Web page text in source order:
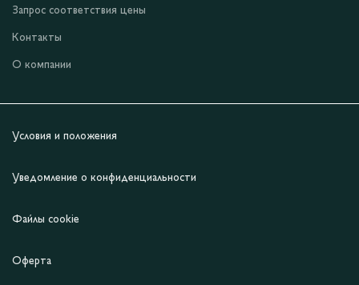
Запрос соответствия цены
Контакты
О компании
Условия и положения
Уведомление о конфиденциальности
Файлы cookie
Оферта